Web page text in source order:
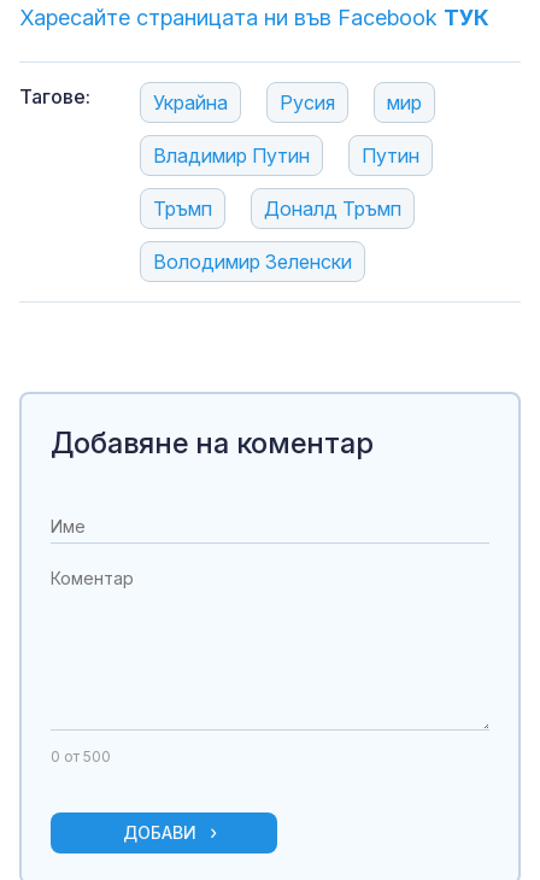
Харесайте страницата ни във Facebook ТУК
Тагове: Украйна Русия мир
Владимир Путин Путин
Тръмп Доналд Тръмп
Володимир Зеленски
Добавяне на коментар
0 от 500
ДОБАВИ